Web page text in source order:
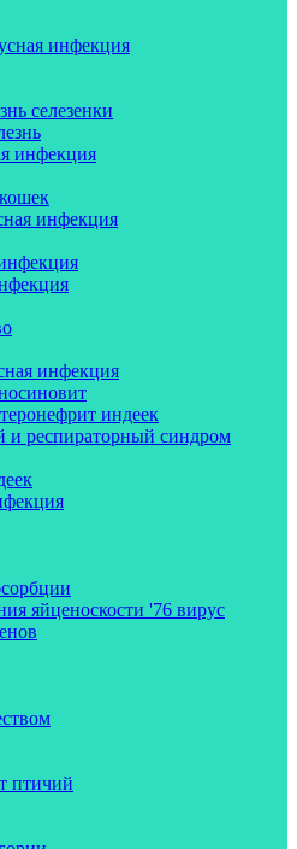
инфекция
селезенки
инфекция
инфекция
инфекция
индеек
и респираторный синдром
яйценоскости '76 вирус
птичий